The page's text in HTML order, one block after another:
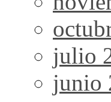
julio
junio